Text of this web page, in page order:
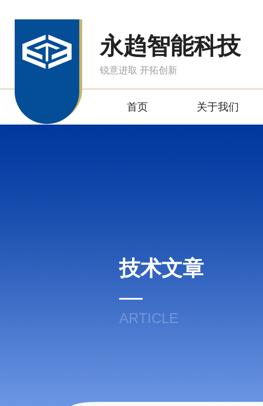
永趋智能科技
锐意进取 开拓创新
首页 关于我们
技术文章
ARTICLE